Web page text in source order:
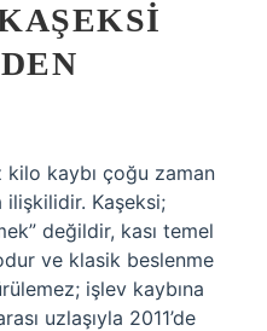
kaybı çoğu zaman
ilişkilidir. Kaşeksi;
değildir, kası temel
ve klasik beslenme
işlev kaybına
uzlaşıyla 2011’de